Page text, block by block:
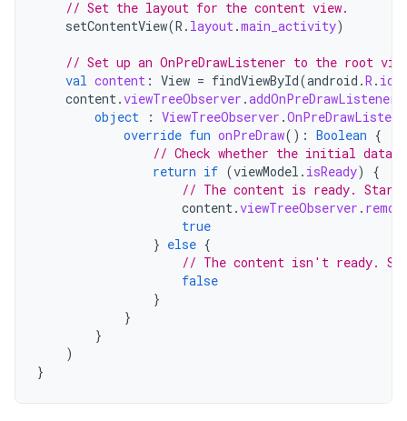
// Set the layout for the content view.
setContentView(R . layout.main_activity)
// Set up an OnPreDrawListener to the root
val content : View = findViewById(android .R . id
content.viewTreeObserver .addOnPreDrawListener
object
: ViewTreeObserver .
override fun onPreDraw(): Boolean {
// Check whether the initial data
return if (viewModel . isReady)
{
// The content is ready. Start
content.viewTreeObserver .
true
} else {
// The content isn't ready.
false
}
}
}
)
}